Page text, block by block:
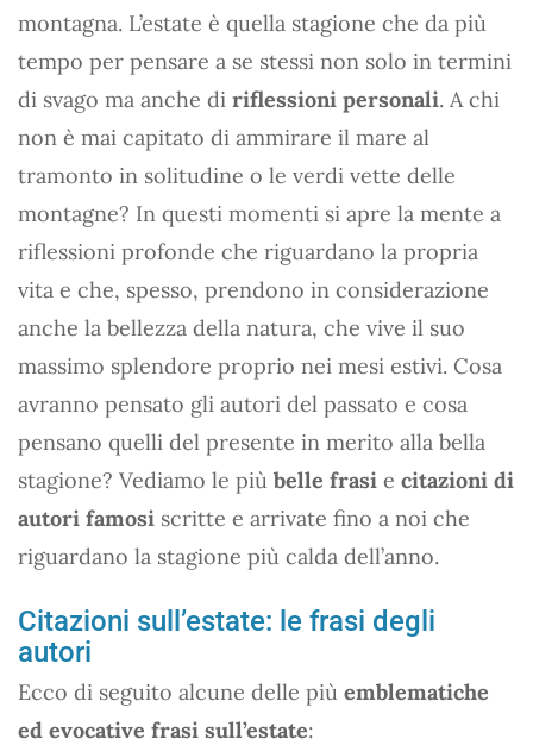
montagna. L’estate è quella stagione che da più
tempo per pensare a se stessi non solo in termini
di svago ma anche di riflessioni personali. A chi
non è mai capitato di ammirare il mare al
tramonto in solitudine o le verdi vette delle
montagne? In questi momenti si apre la mente a
riflessioni profonde che riguardano la propria
vita e che, spesso, prendono in considerazione
anche la bellezza della natura, che vive il suo
massimo splendore proprio nei mesi estivi. Cosa
avranno pensato gli autori del passato e cosa
pensano quelli del presente in merito alla bella
stagione? Vediamo le più belle frasi e citazioni di
autori famosi scritte e arrivate fino a noi che
riguardano la stagione più calda dell’anno.
Citazioni sull’estate: le frasi degli
autori
Ecco di seguito alcune delle più emblematiche
ed evocative frasi sull’estate: